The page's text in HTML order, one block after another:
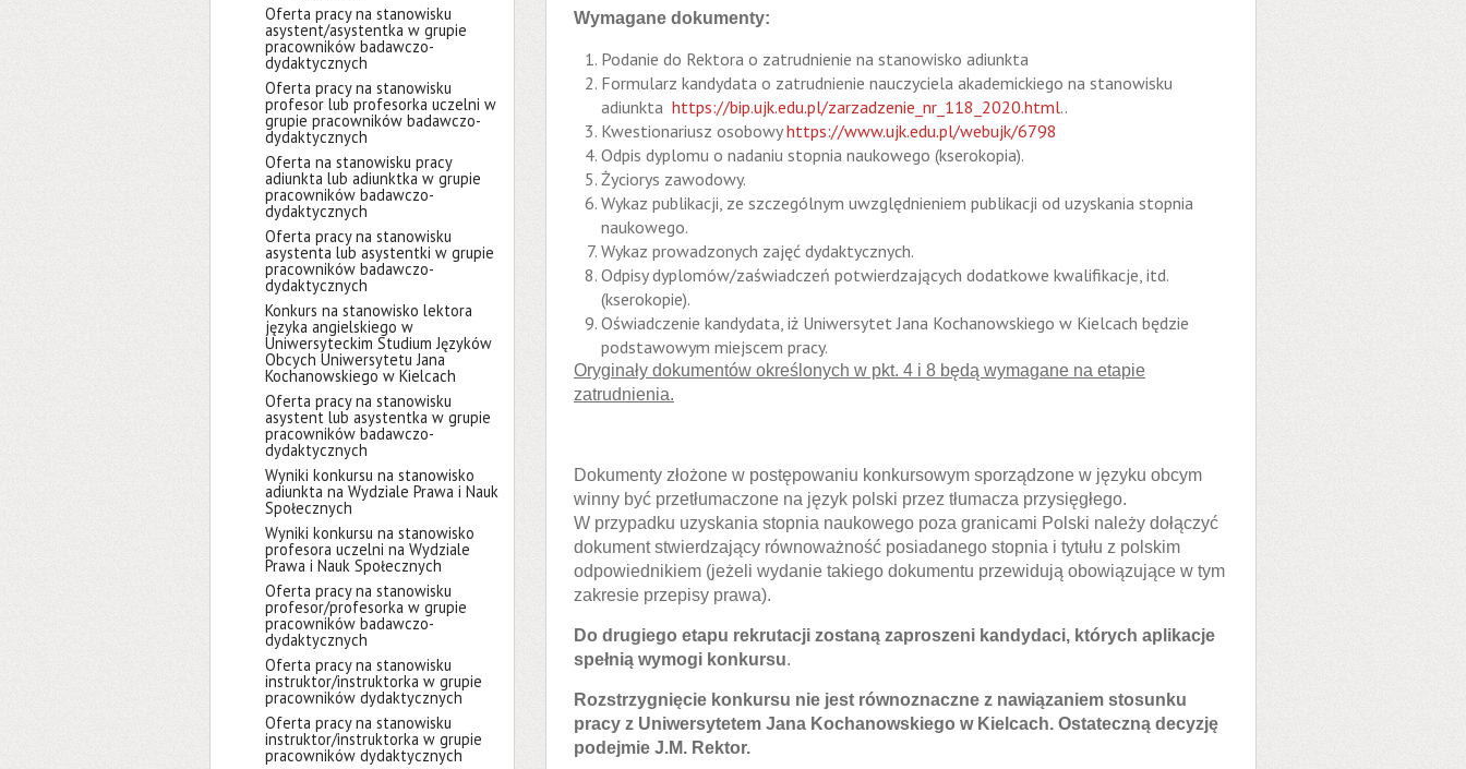
Oferta pracy na stanowisku
asystent/asystentka w grupie
pracowników badawczo-
dydaktycznych
Oferta pracy na stanowisku
profesor lub profesorka uczelni w
grupie pracowników badawczo-
dydaktycznych
Oferta na stanowisku pracy
adiunkta lub adiunktka w grupie
pracowników badawczo-
dydaktycznych
Oferta pracy na stanowisku
asystenta lub asystentki w grupie
pracowników badawczo-
dydaktycznych
Konkurs na stanowisko lektora
języka angielskiego w
Uniwersyteckim Studium Języków
Obcych Uniwersytetu Jana
Kochanowskiego w Kielcach
Oferta pracy na stanowisku
asystent lub asystentka w grupie
pracowników badawczo-
dydaktycznych
Wyniki konkursu na stanowisko
adiunkta na Wydziale Prawa i Nauk
Społecznych
Wyniki konkursu na stanowisko
profesora uczelni na Wydziale
Prawa i Nauk Społecznych
Oferta pracy na stanowisku
profesor/profesorka w grupie
pracowników badawczo-
dydaktycznych
Oferta pracy na stanowisku
instruktor/instruktorka w grupie
pracowników dydaktycznych
Oferta pracy na stanowisku
instruktor/instruktorka w grupie
pracowników dydaktycznych
Wymagane dokumenty:
Podanie do Rektora o zatrudnienie na stanowisko adiunkta
Formularz kandydata o zatrudnienie nauczyciela akademickiego na stanowisku
adiunkta https://bip.ujk.edu.pl/zarzadzenie_nr_118_2020.html..
Kwestionariusz osobowyhttps://www.ujk.edu.pl/webujk/6798
Odpis dyplomu o nadaniu stopnia naukowego (kserokopia).
Życiorys zawodowy.
Wykaz publikacji, ze szczególnym uwzględnieniem publikacji od uzyskania stopnia
naukowego.
Wykaz prowadzonych zajęć dydaktycznych.
Odpisy dyplomów/zaświadczeń potwierdzających dodatkowe kwalifikacje, itd.
(kserokopie).
Oświadczenie kandydata, iż Uniwersytet Jana Kochanowskiego w Kielcach będzie
podstawowym miejscem pracy.
Oryginały dokumentów określonych w pkt. 4 i 8 będą wymagane na etapie
zatrudnienia.
Dokumenty złożone w postępowaniu konkursowym sporządzone w języku obcym
winny być przetłumaczone na język polski przez tłumacza przysięgłego.
W przypadku uzyskania stopnia naukowego poza granicami Polski należy dołączyć
dokument stwierdzający równoważność posiadanego stopnia i tytułu z polskim
odpowiednikiem (jeżeli wydanie takiego dokumentu przewidują obowiązujące w tym
zakresie przepisy prawa).
Do drugiego etapu rekrutacji zostaną zaproszeni kandydaci, których aplikacje
spełnią wymogi konkursu.
Rozstrzygnięcie konkursu nie jest równoznaczne z nawiązaniem stosunku
pracy z Uniwersytetem Jana Kochanowskiego w Kielcach. Ostateczną decyzję
podejmie J.M. Rektor.